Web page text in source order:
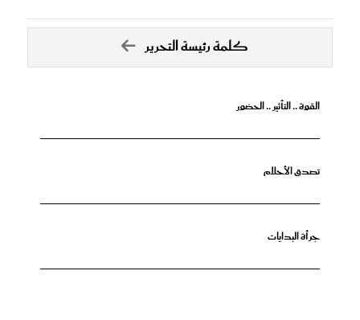
كلمة رئيسة التحرير
القوة .. التأثير .. الحضور
تصدق الأحلام
جرأة البدايات